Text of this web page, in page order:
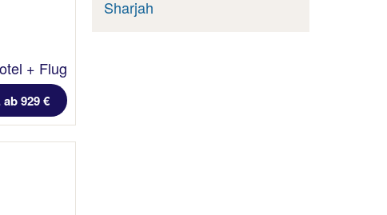
+ Flug
929 €
Sharjah